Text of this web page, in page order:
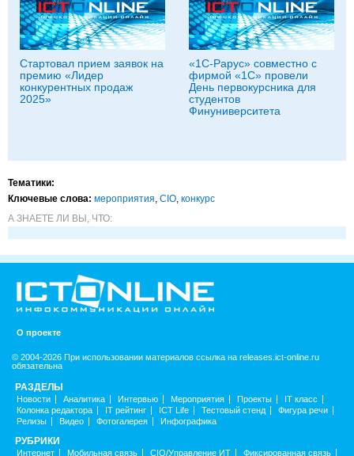
Стартовал прием заявок на
премию «Лидер
конкурентных продаж
2025»
«1С-Рарус» совместно с
фирмой «1С» провели
День первокурсника для
студентов
Финуниверситета
Тематики:
Ключевые слова: мероприятия, CIO, конкурс
А ЗНАЕТЕ ЛИ ВЫ, ЧТО:
О проекте
© 2004-2026 При использовании материалов ссылка на releases.ict-online.ru
обязательна
РАЗДЕЛЫ
Новости Аналитика Интервью Мероприятия Проекты
IT класс
Колонка редактора
IT рейтинг ICT Life Тестовый стенд
Фигура речи
Релизы
Видео Фотогалерея Инфографика
РУБРИКИ
Интернет Мобильная связь CIO/Управление ИТ Фиксированная связь